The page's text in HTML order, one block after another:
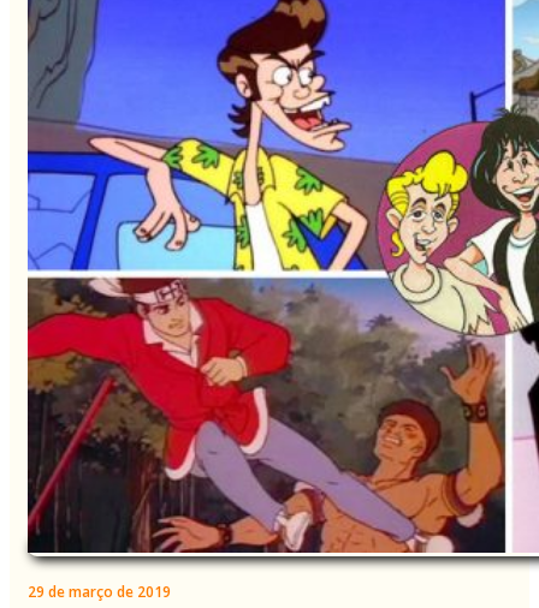
29 de março de 2019